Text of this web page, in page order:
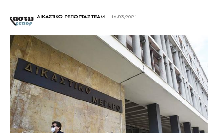
ΔΙΚΑΣΤΙΚΟ ΡΕΠΟΡΤΑΖ TEAM - 16/03/2021